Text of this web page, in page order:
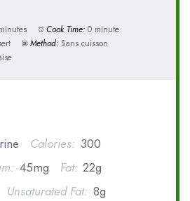
Cook Time: 0 minute
Method: Sans cuisson
Calories: 300
45mg Fat: 22g
Unsaturated Fat: 8g